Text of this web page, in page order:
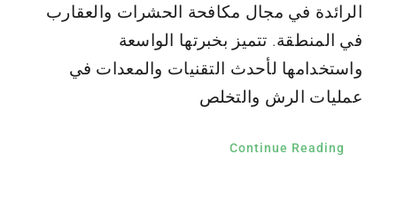
الرائدة في مجال مكافحة الحشرات والعقارب
في المنطقة. تتميز بخبرتها الواسعة
واستخدامها لأحدث التقنيات والمعدات في
عمليات الرش والتخلص
Continue Reading